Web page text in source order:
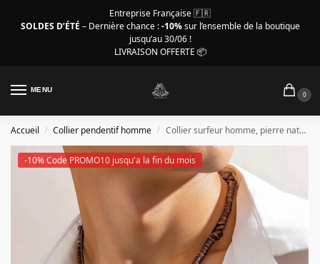
Entreprise Française 🇫🇷
SOLDES D’ÉTÉ – Dernière chance :-10%sur l’ensemble de la boutique
jusqu’au 30/06 !
LIVRAISON OFFERTE 📦
MENU
0
Accueil / Collier pendentif homme / Collier surfeur homme, pierre naturelle marron
-10% Code PROMO10 jusqu'a la fin du mois